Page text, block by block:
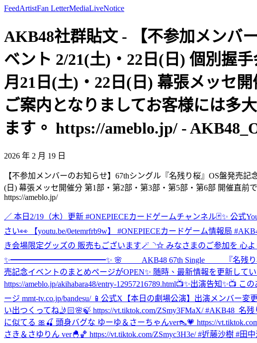
FeedArtistFan LetterMediaLiveNotice
AKB48社群貼文 - 【不参加メンバ
ベント 2/21(土)・22日(日) 個別握
月21日(土)・22日(日) 幕張メッセ
ご案内となりましてお客様には多
ます。 https://ameblo.jp/ -
2026 年 2 月 19 日
【不参加メンバーのお知らせ】67thシングル『名残り桜』OS盤発売
(日) 幕張メッセ開催分 第1部・第2部・第3部・第5部・第6部 開催直
https://ameblo.jp/
／ 本日2/19（木）更新 #ONEPIECEカードゲームチャンネル🃏✨ 公
さい👀 【youtu.be/0etemrfrb9w】 #ONEPIECEカードゲーム情報局
き会場限定グッズの 販売もございます🪄◝✩ みなさまのご参加を 心よ
✨━━━━━━━━━━━━✨ 🌸 AKB48 67th Single 『名残り桜』
売記念イベントのまとめページがOPEN✨ 随時、最新情報を更新して
https://ameblo.jp/akihabara48/entry-12957216789.html📺✨出演告知✨📺 こ
ージ mmt-tv.co.jp/bandesu/ 📱公式X 【本日の劇場公演】出演メンバー変
い出つくってね🤳🏻🌸🍃 https://vt.tiktok.com/ZSmy3FMaX/ #AKB48_名
に似てる 🎀🍒 頭身バグな ゆーゆ＆さーちゃんver👠💗 https://
さき＆さゆりん ver🐣🏀 https://vt.tiktok.com/ZSmyc3H3e/ #近藤沙樹 #田